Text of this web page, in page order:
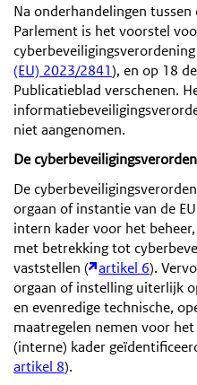
Na onderhandelingen tussen
Parlement is het voorstel
(EU) 2023/2841), en op 18
Publicatieblad verschenen.
niet aangenomen.
De
De
orgaan of instantie van de
intern kader voor het
met betrekking tot
vaststellen ( artikel 6).
orgaan of instelling uiterlijk
en evenredige technische,
maatregelen nemen voor
(interne) kader
artikel 8).